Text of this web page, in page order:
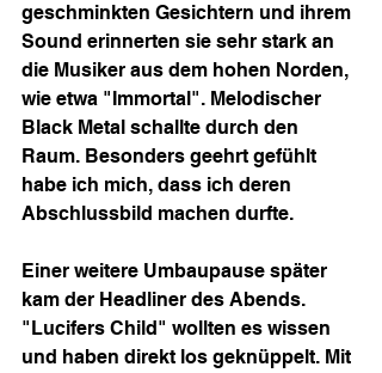
geschminkten Gesichtern und ihrem
Sound erinnerten sie sehr stark an
die Musiker aus dem hohen Norden,
wie etwa "Immortal". Melodischer
Black Metal schallte durch den
Raum. Besonders geehrt gefühlt
habe ich mich, dass ich deren
Abschlussbild machen durfte.
Einer weitere Umbaupause später
kam der Headliner des Abends.
"Lucifers Child" wollten es wissen
und haben direkt los geknüppelt. Mit